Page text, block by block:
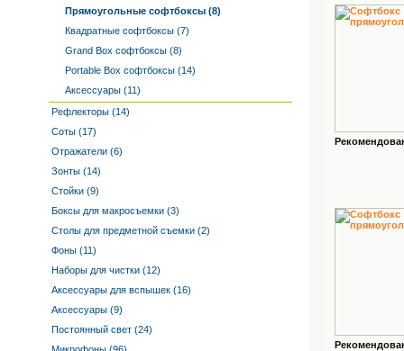
Прямоугольные софтбоксы (8)
Квадратные софтбоксы (7)
Grand Box софтбоксы (8)
Portable Box софтбоксы (14)
Аксессуары (11)
Рефлекторы (14)
Соты (17)
Отражатели (6)
Зонты (14)
Стойки (9)
Боксы для макросъемки (3)
Столы для предметной съемки (2)
Фоны (11)
Наборы для чистки (12)
Аксессуары для вспышек (16)
Аксессуары (9)
Постоянный свет (24)